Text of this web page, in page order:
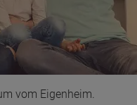
vom Eigenheim.